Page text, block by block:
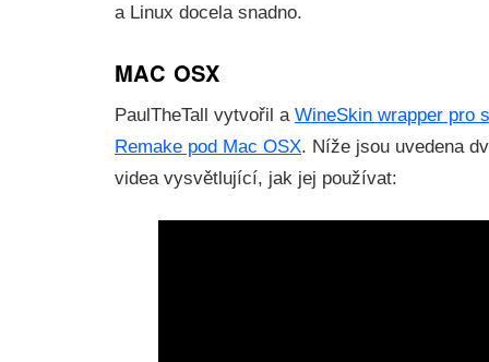
a Linux docela snadno.
MAC OSX
PaulTheTall vytvořil a WineSkin wrapper pro
Remake pod Mac OSX. Níže jsou uvedena
videa vysvětlující, jak jej používat: